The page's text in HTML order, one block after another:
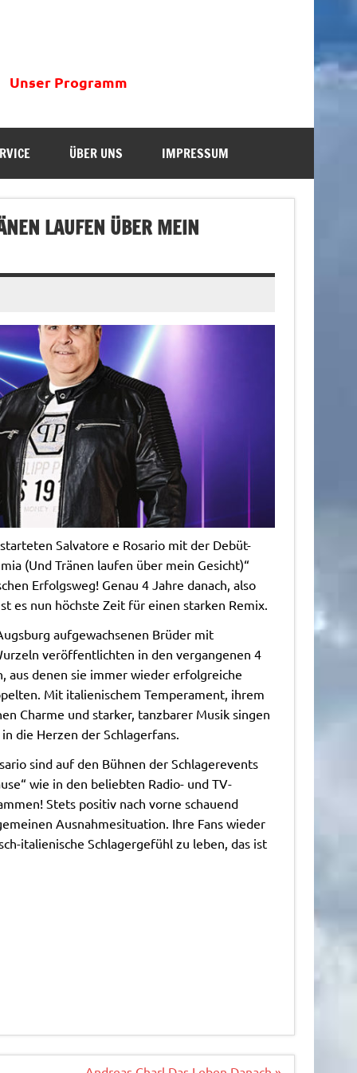
Unser Programm
ÜBER UNS IMPRESSUM
LAUFEN ÜBER MEIN
Salvatore e Rosario mit der Debüt-
(Und Tränen laufen über mein Gesicht)“
Erfolgsweg! Genau 4 Jahre danach, also
es nun höchste Zeit für einen starken Remix.
aufgewachsenen Brüder mit
veröffentlichten in den vergangenen 4
aus denen sie immer wieder erfolgreiche
Mit italienischem Temperament, ihrem
Charme und starker, tanzbarer Musik singen
die Herzen der Schlagerfans.
sind auf den Bühnen der Schlagerevents
wie in den beliebten Radio- und TV-
Stets positiv nach vorne schauend
Ausnahmesituation. Ihre Fans wieder
italienische Schlagergefühl zu leben, das ist